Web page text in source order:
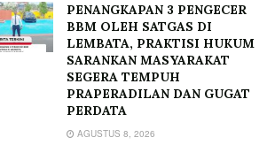
PENANGKAPAN 3 PENGECER
BBM OLEH SATGAS DI
LEMBATA, PRAKTISI HUKUM
SARANKAN MASYARAKAT
SEGERA TEMPUH
PRAPERADILAN DAN GUGAT
PERDATA
AGUSTUS 8, 2026